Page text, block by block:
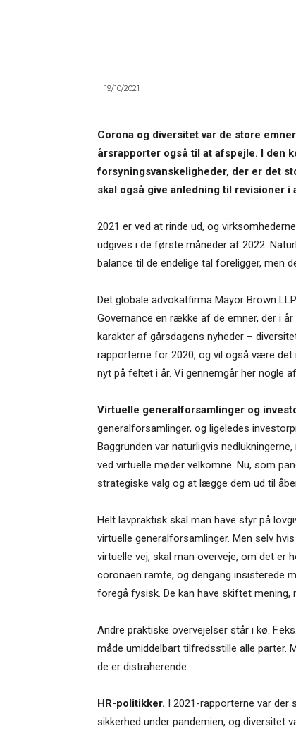
19/10/2021
Corona og diversitet var de store
årsrapporter også til at afspejle. I den
forsyningsvanskeligheder, der er det
skal også give anledning til revisioner
2021 er ved at rinde ud, og
udgives i de første måneder af 2022.
balance til de endelige tal foreligger, men
Det globale advokatfirma Mayor Brown
Governance en række af de emner, der i
karakter af gårsdagens nyheder –
rapporterne for 2020, og vil også være
nyt på feltet i år. Vi gennemgår her nogle
Virtuelle generalforsamlinger og
generalforsamlinger, og ligeledes
Baggrunden var naturligvis
ved virtuelle møder velkomne. Nu, som
strategiske valg og at lægge dem ud til
Helt lavpraktisk skal man have styr på
virtuelle generalforsamlinger. Men selv
virtuelle vej, skal man overveje, om det er
coronaen ramte, og dengang insisterede
foregå fysisk. De kan have skiftet
Andre praktiske overvejelser står i kø.
måde umiddelbart tilfredsstille alle parter.
de er distraherende.
HR-politikker.
I 2021-rapporterne var
sikkerhed under pandemien, og diversitet